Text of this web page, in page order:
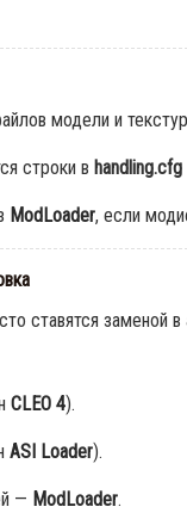
модели и
строки в handling.cfg
ModLoader, если
ставятся заменой
CLEO 4).
ASI Loader).
— ModLoader.